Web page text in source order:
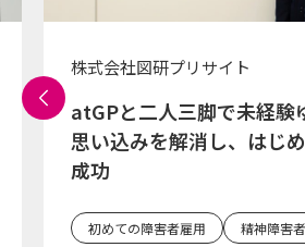
株式会社図研プリサイト
atGPと二人三脚で未経験
思い込みを解消し、はじ
成功
初めての障害者雇用 精神障害